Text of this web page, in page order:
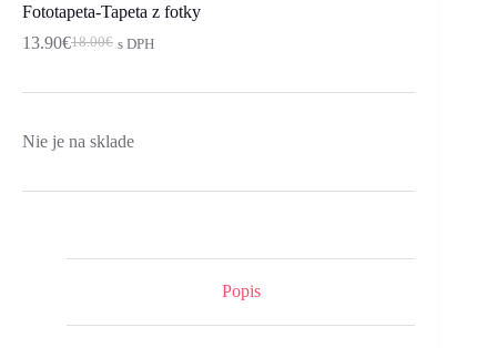
Fototapeta-Tapeta z fotky
18.00€
Pôvodná
bola:
13.90€Aktuálna
je:
s DPH
Nie je na sklade
Popis